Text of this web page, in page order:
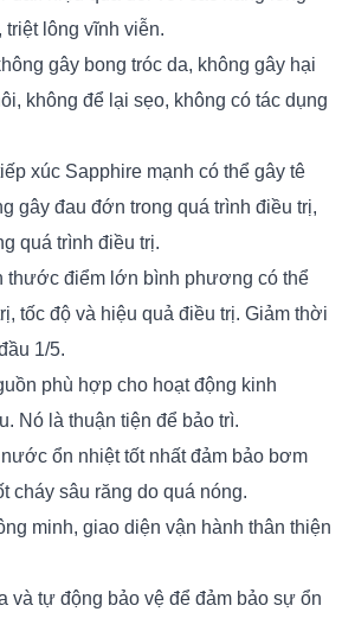
triệt lông vĩnh viễn.
gây bong tróc da, không gây hại
không để lại sẹo, không có tác dụng
xúc Sapphire mạnh có thể gây tê
gây đau đớn trong quá trình điều trị,
quá trình điều trị.
thước điểm lớn bình phương có thể
tốc độ và hiệu quả điều trị. Giảm thời
1/5.
phù hợp cho hoạt động kinh
Nó là thuận tiện để bảo trì.
ổn nhiệt tốt nhất đảm bảo bơm
cháy sâu răng do quá nóng.
minh, giao diện vận hành thân thiện
và tự động bảo vệ để đảm bảo sự ổn